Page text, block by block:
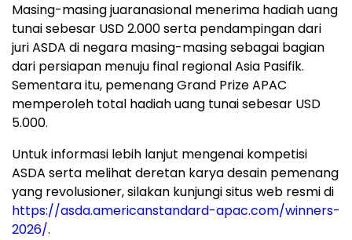
Masing-masing juaranasional menerima hadiah uang
tunai sebesar USD 2.000 serta pendampingan dari
juri ASDA di negara masing-masing sebagai bagian
dari persiapan menuju final regional Asia Pasifik.
Sementara itu, pemenang Grand Prize APAC
memperoleh total hadiah uang tunai sebesar USD
5.000.
Untuk informasi lebih lanjut mengenai kompetisi
ASDA serta melihat deretan karya desain pemenang
yang revolusioner, silakan kunjungi situs web resmi di
https://asda.americanstandard-apac.com/winners-
2026/.